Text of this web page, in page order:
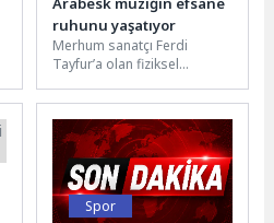
ruhunu yaşatıyor
Merhum sanatçı Ferdi
Tayfur’a olan fiziksel
dikkat çeken başarılı isim
Hakan...
Spor